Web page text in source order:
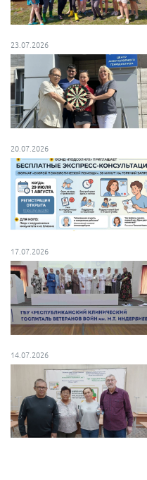
Всероссийская
"Рассеянный склероз.
Всероссийская
"Рассеянный
29.05.2022)
Общероссийская РС
Алтайский край
Архангельская
Брянская область
Владимирская область
Волгоградская
Воронежская область
Ивановская область
Калининградская
Кемеровская область
Кировская область
Краснодарский край
Красноярский край
23.07.2026
20.07.2026
17.07.2026
14.07.2026